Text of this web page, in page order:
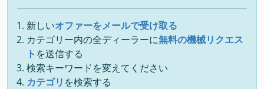
新しいオファーをメールで受け取る
カテゴリー内の全ディーラーに無料の機械リクエス
ト を送信する
検索キーワードを変えてください
カテゴリ を検索する